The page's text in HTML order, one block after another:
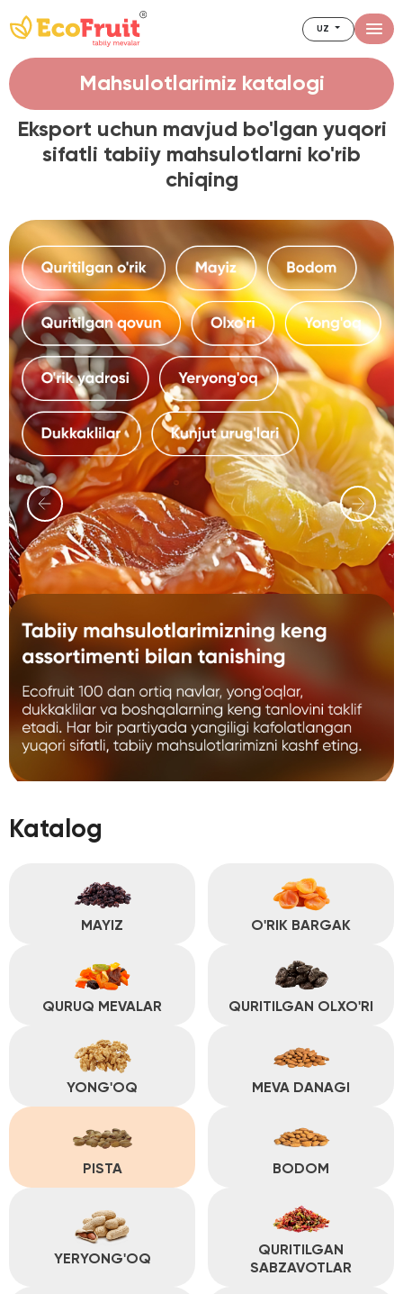
UZ
Mahsulotlarimiz katalogi
Eksport uchun mavjud bo'lgan yuqori
sifatli tabiiy mahsulotlarni ko'rib
chiqing
Katalog
MAYIZ O'RIK BARGAK
QURUQ MEVALAR QURITILGAN OLXO'RI
YONG'OQ MEVA DANAGI
PISTA BODOM
YERYONG'OQ
QURITILGAN
SABZAVOTLAR